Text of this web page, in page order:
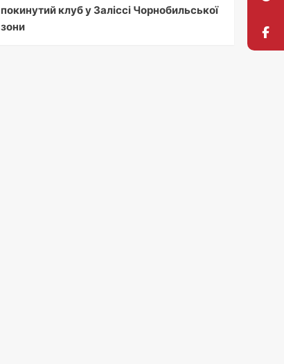
покинутий клуб у Заліссі Чорнобильської
зони